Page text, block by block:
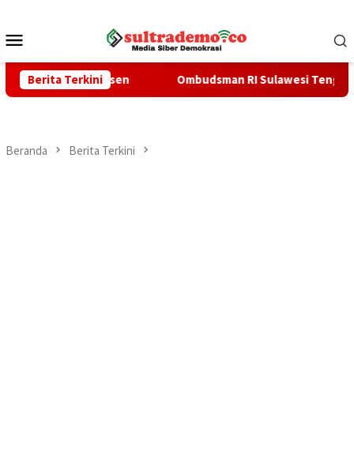
konten
Mobile
Berita Terkini
100 Persen Ombudsman RI Sulawesi Tenggara
Beranda Berita Terkini